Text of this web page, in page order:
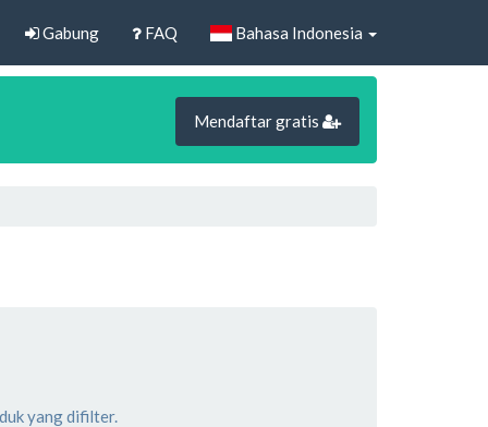
Gabung FAQ Bahasa Indonesia
Mendaftar gratis
yang difilter.